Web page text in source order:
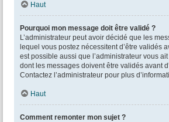
Haut
Pourquoi mon message doit être validé ?
L’administrateur peut avoir décidé que les
lequel vous postez nécessitent d’être validés
est possible aussi que l’administrateur vous
dont les messages doivent être validés avant
Contactez l’administrateur pour plus
Haut
Comment remonter mon sujet ?